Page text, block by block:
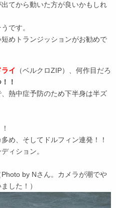
てから動いた方が良いかもしれ
です。
めトランジッションがお勧めで
イ （ベルクロZIP）、何作目だろ
！
熱中症予防のため下半身は半ズ
め、そしてドルフィン連発！！
ィション。
by Nさん。カメラが潮でや
した！）